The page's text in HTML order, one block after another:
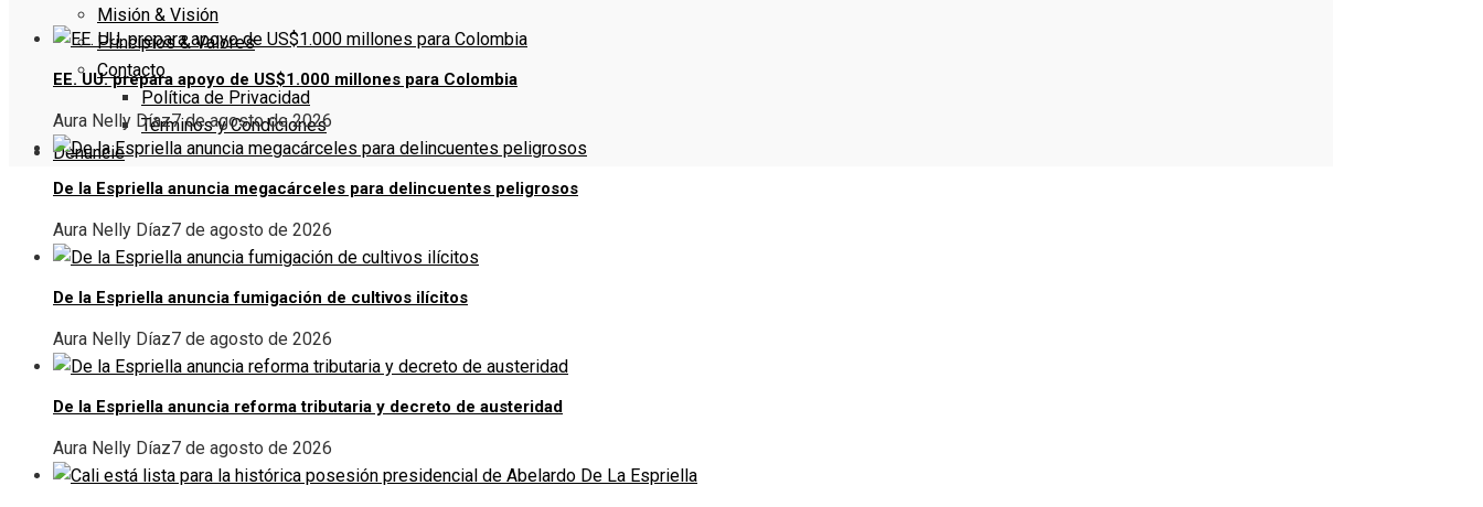
Misión & Visión
Principios & Valores
Contacto
Política de Privacidad
Términos y Condiciones
Denuncie
EE. UU. prepara apoyo de US$1.000 millones para Colombia
Aura Nelly Díaz7 de agosto de 2026
De la Espriella anuncia megacárceles para delincuentes peligrosos
Aura Nelly Díaz7 de agosto de 2026
De la Espriella anuncia fumigación de cultivos ilícitos
Aura Nelly Díaz7 de agosto de 2026
De la Espriella anuncia reforma tributaria y decreto de austeridad
Aura Nelly Díaz7 de agosto de 2026